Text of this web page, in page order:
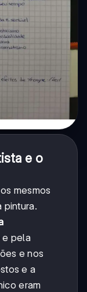
e o
mesmos
pintura.
e pela
e nos
e a
eram